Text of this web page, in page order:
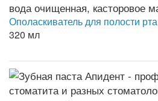
Ополаскиватель для полости рта
320 мл